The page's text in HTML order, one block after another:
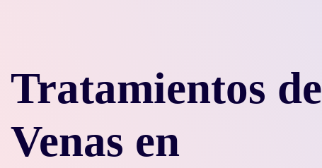
Tratamientos de
Venas en